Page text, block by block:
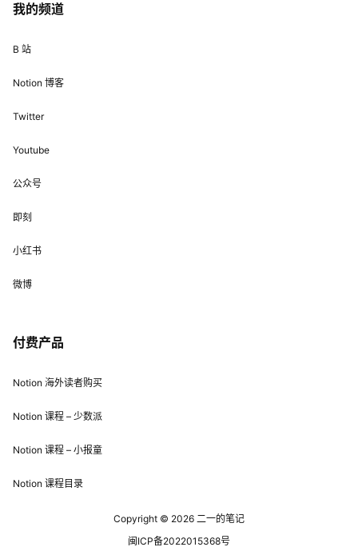
我的频道
B 站
Notion 博客
Twitter
Youtube
公众号
即刻
小红书
微博
付费产品
Notion 海外读者购买
Notion 课程 – 少数派
Notion 课程 – 小报童
Notion 课程目录
Copyright © 2026 二一的笔记
闽ICP备2022015368号